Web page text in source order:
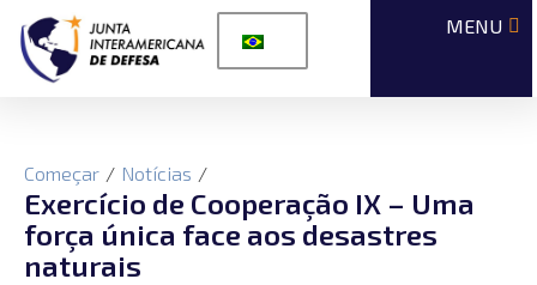
Começar / Notícias /
Exercício de Cooperação IX – Uma
força única face aos desastres
naturais